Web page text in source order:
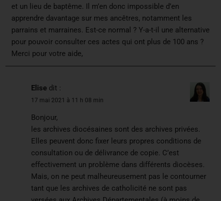
et un lieu de baptême. Il m’en donc impossible d’en
apprendre davantage sur mes ancêtres, notamment les
parrains et marraines. Est-ce normal ? Y-a-t-il une alternative
pour pouvoir consulter ces actes qui ont plus de 100 ans ?
Merci pour votre aide,
Elise dit :
17 mai 2021 à 11 h 08 min
Bonjour,
les archives diocésaines sont des archives privées.
Elles peuvent donc fixer leurs propres conditions de
consultation ou de délivrance de copie. C’est
effectivement un problème dans différents diocèses.
Mais, on ne peut malheureusement pas le contourner
tant que les archives de catholicité ne sont pas